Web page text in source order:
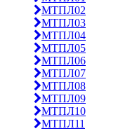
МТПЛ02
МТПЛ03
МТПЛ04
МТПЛ05
МТПЛ06
МТПЛ07
МТПЛ08
МТПЛ09
МТПЛ10
МТПЛ11